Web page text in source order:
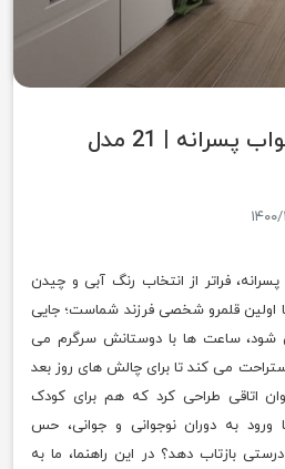
دکوراسیون اتاق خواب پسرانه | 21 مدل
۲۵
فراتر از انتخاب رنگ آبی و چیدن
اولین قلمرو شخصی فرزند شماست؛ جایی
ساعت ها با دوستانش سرگرم می
می کند تا برای چالش های روز بعد
اتاقی طراحی کرد که هم برای کودک
به دوران نوجوانی و جوانی، حس
بازتاب دهد؟ در این راهنما، ما به